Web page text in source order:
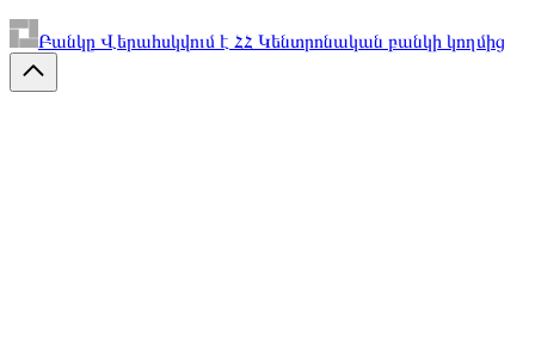
Բանկը Վերահսկվում է ՀՀ Կենտրոնական բանկի կողմից